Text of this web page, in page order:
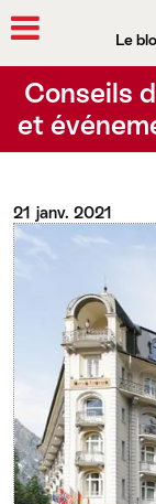
Le
Conseils
et
21 janv. 2021